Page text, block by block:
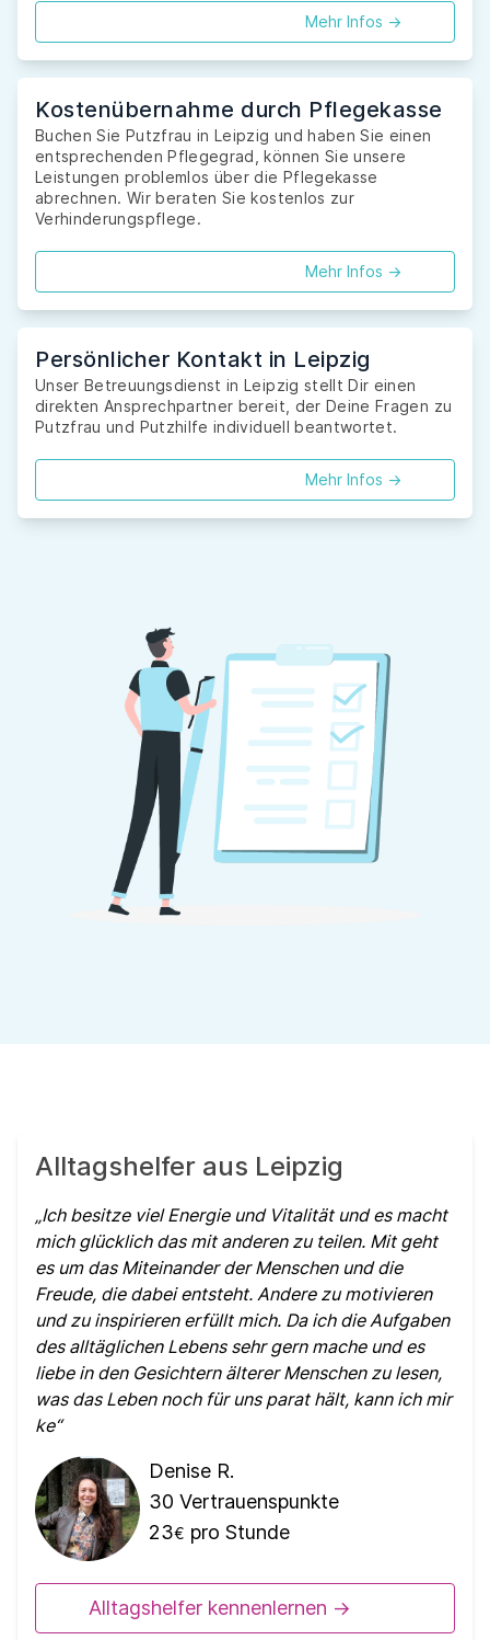
Mehr Infos ->
Kostenübernahme durch Pflegekasse
Buchen Sie Putzfrau in Leipzig und haben Sie einen
entsprechenden Pflegegrad, können Sie unsere
Leistungen problemlos über die Pflegekasse
abrechnen. Wir beraten Sie kostenlos zur
Verhinderungspflege.
Mehr Infos ->
Persönlicher Kontakt in Leipzig
Unser Betreuungsdienst in Leipzig stellt Dir einen
direkten Ansprechpartner bereit, der Deine Fragen zu
Putzfrau und Putzhilfe individuell beantwortet.
Mehr Infos ->
Alltagshelfer aus Leipzig
Ich besitze viel Energie und Vitalität und es macht
mich glücklich das mit anderen zu teilen. Mit geht
es um das Miteinander der Menschen und die
Freude, die dabei entsteht. Andere zu motivieren
und zu inspirieren erfüllt mich. Da ich die Aufgaben
des alltäglichen Lebens sehr gern mache und es
liebe in den Gesichtern älterer Menschen zu lesen,
was das Leben noch für uns parat hält, kann ich mir
ke
Denise R.
30 Vertrauenspunkte
23€ pro Stunde
Alltagshelfer kennenlernen ->